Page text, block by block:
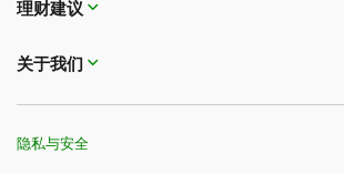
理财建议
关于我们
隐私与安全